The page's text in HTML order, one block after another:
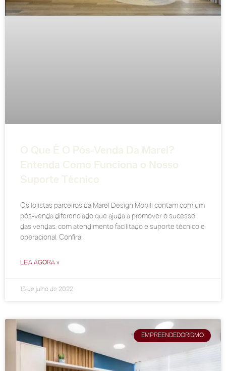
O Que É O Pós-Venda Da Marel?
Entenda Como Funciona o Nosso
Suporte Técnico
Os lojistas parceiros da Marel Design Mobili contam com um
pós-venda diferenciado que ajuda a promover o sucesso
das vendas, com atendimento facilitado e suporte técnico e
operacional. Confira!
LEIA AGORA »
13 de julho de 2022
EMPREENDEDORISMO